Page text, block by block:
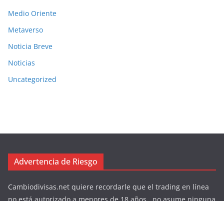
Medio Oriente
Metaverso
Noticia Breve
Noticias
Uncategorized
Advertencia de Riesgo
Cambiodivisas.net quiere recordarle que el trading en línea